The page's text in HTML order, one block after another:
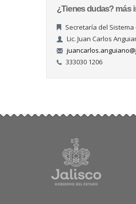
¿Tienes dudas? más
Secretaría del
Lic. Juan Carlos
333030 1206